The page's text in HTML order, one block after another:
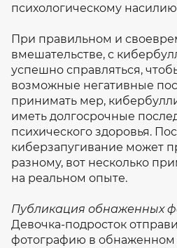
психологическому
При правильном и
вмешательстве, с
успешно справляться,
возможные негативные
принимать мер,
иметь долгосрочные
психического здоровья.
киберзапугивание может
разному, вот несколько
на реальном опыте.
Публикация обнаженных
Девочка-подросток
фотографию в обнаженном